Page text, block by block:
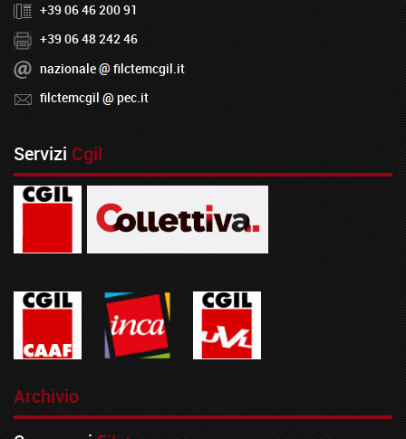
+39 06 46 200 91
+39 06 48 242 46
nazionale
filctemcgil.it
filctemcgil
pec.it
ServiziCgil
Archivio